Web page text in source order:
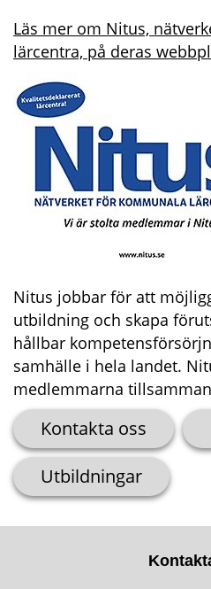
Läs mer om Nitus,
lärcentra, på deras
Nitus jobbar för att
utbildning och skapa
hållbar
samhälle i hela landet.
medlemmarna
Kontakta oss
Utbildningar